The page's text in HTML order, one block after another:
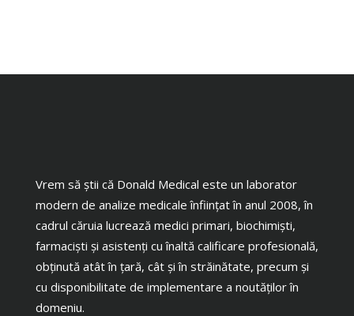
Vrem să știi că Donald Medical este un laborator
modern de analize medicale înființat în anul 2008, în
cadrul căruia lucrează medici primari, biochimiști,
farmaciști și asistenți cu înaltă calificare profesională,
obținută atât în țară, cât și în străinătate, precum și
cu disponibilitate de implementare a noutăților în
domeniu.